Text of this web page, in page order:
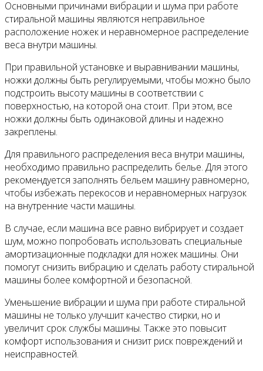
Основными причинами вибрации и шума при работе
стиральной машины являются неправильное
расположение ножек и неравномерное распределение
веса внутри машины.
При правильной установке и выравнивании машины,
ножки должны быть регулируемыми, чтобы можно было
подстроить высоту машины в соответствии с
поверхностью, на которой она стоит. При этом, все
ножки должны быть одинаковой длины и надежно
закреплены.
Для правильного распределения веса внутри машины,
необходимо правильно распределить белье. Для этого
рекомендуется заполнять бельем машину равномерно,
чтобы избежать перекосов и неравномерных нагрузок
на внутренние части машины.
В случае, если машина все равно вибрирует и создает
шум, можно попробовать использовать специальные
амортизационные подкладки для ножек машины. Они
помогут снизить вибрацию и сделать работу стиральной
машины более комфортной и безопасной.
Уменьшение вибрации и шума при работе стиральной
машины не только улучшит качество стирки, но и
увеличит срок службы машины. Также это повысит
комфорт использования и снизит риск повреждений и
неисправностей.